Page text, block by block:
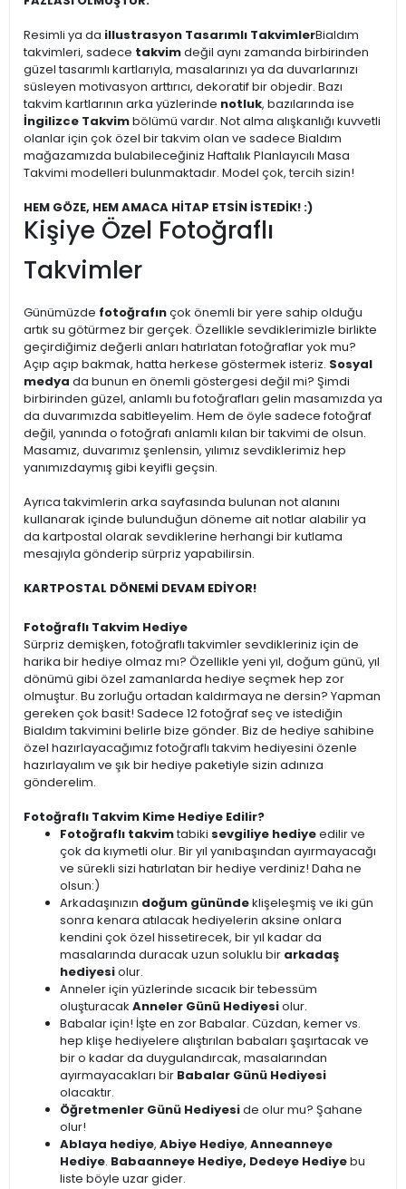
Resimli ya da illustrasyon Tasarımlı TakvimlerBialdım
takvimleri, sadece takvimdeğil aynı zamanda birbirinden
güzel tasarımlı kartlarıyla, masalarınızı ya da duvarlarınızı
süsleyen motivasyon arttırıcı, dekoratif bir objedir. Bazı
takvim kartlarının arka yüzlerinde notluk, bazılarında ise
İngilizce Takvimbölümü vardır. Not alma alışkanlığı kuvvetli
olanlar için çok özel bir takvim olan ve sadece Bialdım
mağazamızda bulabileceğiniz Haftalık Planlayıcılı Masa
Takvimi modelleri bulunmaktadır. Model çok, tercih sizin!
HEM GÖZE, HEM AMACA HİTAP ETSİN İSTEDİK! :)
Kişiye Özel Fotoğraflı
Takvimler
Günümüzde fotoğrafınçok önemli bir yere sahip olduğu
artık su götürmez bir gerçek. Özellikle sevdiklerimizle birlikte
geçirdiğimiz değerli anları hatırlatan fotoğraflar yok mu?
Açıp açıp bakmak, hatta herkese göstermek isteriz. Sosyal
medya da bunun en önemli göstergesi değil mi? Şimdi
birbirinden güzel, anlamlı bu fotoğrafları gelin masamızda ya
da duvarımızda sabitleyelim. Hem de öyle sadece fotoğraf
değil, yanında o fotoğrafı anlamlı kılan bir takvimi de olsun.
Masamız, duvarımız şenlensin, yılımız sevdiklerimiz hep
yanımızdaymış gibi keyifli geçsin.
Ayrıca takvimlerin arka sayfasında bulunan not alanını
kullanarak içinde bulunduğun döneme ait notlar alabilir ya
da kartpostal olarak sevdiklerine herhangi bir kutlama
mesajıyla gönderip sürpriz yapabilirsin.
KARTPOSTAL DÖNEMİ DEVAM EDİYOR!
Fotoğraflı Takvim Hediye
Sürpriz demişken, fotoğraflı takvimler sevdikleriniz için de
harika bir hediye olmaz mı? Özellikle yeni yıl, doğum günü, yıl
dönümü gibi özel zamanlarda hediye seçmek hep zor
olmuştur. Bu zorluğu ortadan kaldırmaya ne dersin? Yapman
gereken çok basit! Sadece 12 fotoğraf seç ve istediğin
Bialdım takvimini belirle bize gönder. Biz de hediye sahibine
özel hazırlayacağımız fotoğraflı takvim hediyesini özenle
hazırlayalım ve şık bir hediye paketiyle sizin adınıza
gönderelim.
Fotoğraflı Takvim Kime Hediye Edilir?
Fotoğraflı takvimtabiki sevgiliye hediyeedilir ve
çok da kıymetli olur. Bir yıl yanıbaşından ayırmayacağı
ve sürekli sizi hatırlatan bir hediye verdiniz! Daha ne
olsun:)
Arkadaşınızın doğum günündeklişeleşmiş ve iki gün
sonra kenara atılacak hediyelerin aksine onlara
kendini çok özel hissetirecek, bir yıl kadar da
masalarında duracak uzun soluklu bir arkadaş
hediyesiolur.
Anneler için yüzlerinde sıcacık bir tebessüm
oluşturacak Anneler Günü Hediyesiolur.
Babalar için! İşte en zor Babalar. Cüzdan, kemer vs.
hep klişe hediyelere alıştırılan babaları şaşırtacak ve
bir o kadar da duygulandırcak, masalarından
ayırmayacakları bir Babalar Günü Hediyesi
olacaktır.
Öğretmenler Günü Hediyeside olur mu? Şahane
olur!
Ablaya hediye, Abiye Hediye, Anneanneye
Hediye. Babaanneye Hediye, Dedeye Hediyebu
liste böyle uzar gider.